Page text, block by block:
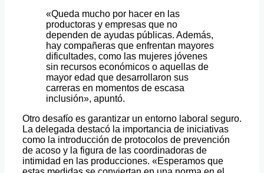
«Queda mucho por hacer en las
productoras y empresas que no
dependen de ayudas públicas. Además,
hay compañeras que enfrentan mayores
dificultades, como las mujeres jóvenes
sin recursos económicos o aquellas de
mayor edad que desarrollaron sus
carreras en momentos de escasa
inclusión», apuntó.
Otro desafío es garantizar un entorno laboral seguro.
La delegada destacó la importancia de iniciativas
como la introducción de protocolos de prevención
de acoso y la figura de las coordinadoras de
intimidad en las producciones. «Esperamos que